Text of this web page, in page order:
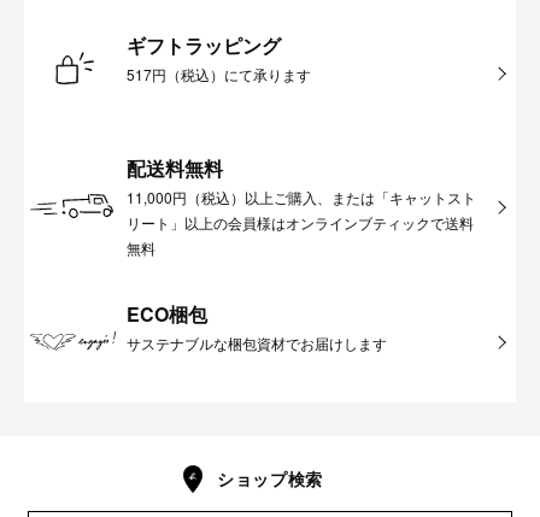
ギフトラッピング
517円（税込）にて承ります
配送料無料
11,000円（税込）以上ご購入、または「キャットスト
リート」以上の会員様はオンラインブティックで送料
無料
ECO梱包
サステナブルな梱包資材でお届けします
ショップ検索